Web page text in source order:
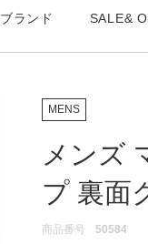
ブランド SALE&
ブ
MENS
メンズ
プ 裏面
商品番号 50584